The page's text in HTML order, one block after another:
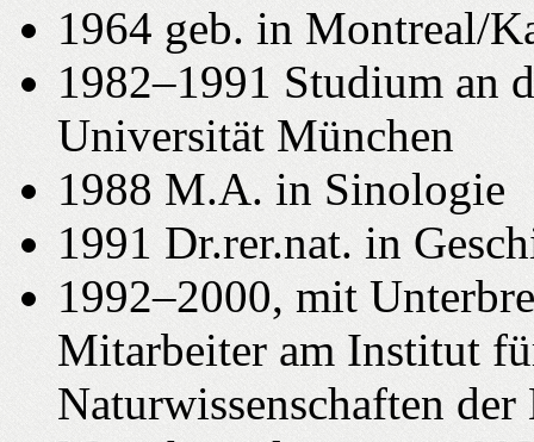
1964 geb. in Montreal/
1982‒1991 Studium an
Universität München
1988 M.A. in Sinologie
1991 Dr.rer.nat. in
1992‒2000, mit
Mitarbeiter am Institut
Naturwissenschaften